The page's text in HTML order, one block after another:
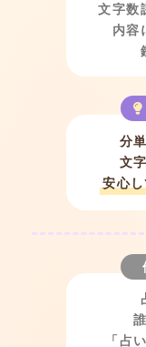
文字数
内容
分
文
安心し
「占